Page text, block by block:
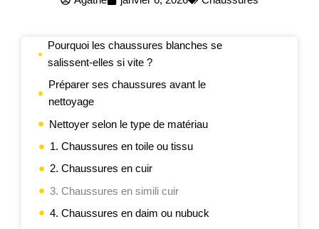
Pourquoi les chaussures blanches se
salissent-elles si vite ?
Préparer ses chaussures avant le
nettoyage
Nettoyer selon le type de matériau
1. Chaussures en toile ou tissu
2. Chaussures en cuir
3. Chaussures en simili cuir
4. Chaussures en daim ou nubuck